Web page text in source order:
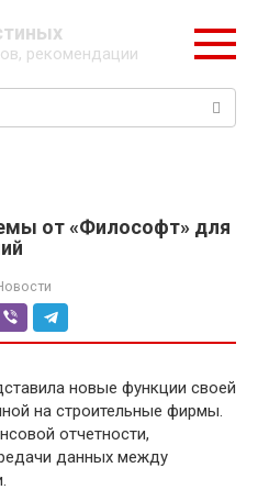
рекомендации
от «Философт» для
новые функции своей
на строительные фирмы.
отчетности,
данных между